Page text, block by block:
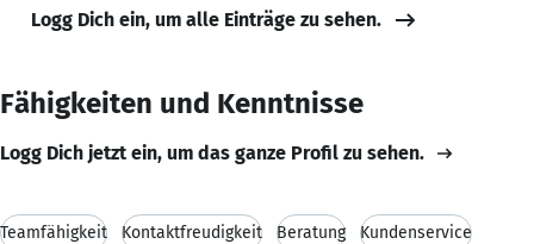
Logg Dich ein, um alle Einträge zu sehen.
Fähigkeiten und Kenntnisse
Logg Dich jetzt ein, um das ganze Profil zu sehen.
Teamfähigkeit Kontaktfreudigkeit Beratung Kundenservice